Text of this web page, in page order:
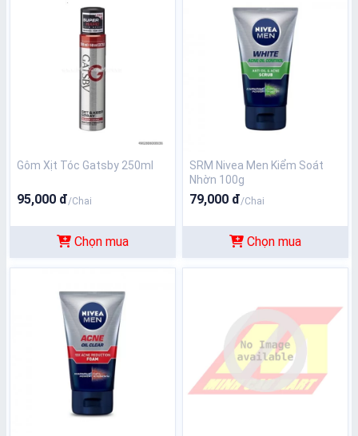
Gôm Xịt Tóc Gatsby 250ml
95,000 đ/Chai
Chọn mua
SRM Nivea Men Kiểm Soát
Nhờn 100g
79,000 đ/Chai
Chọn mua